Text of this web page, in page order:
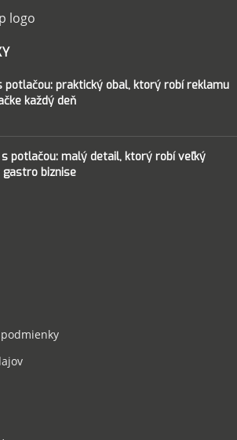
potlačou: praktický obal, ktorý robí reklamu
každý deň
potlačou: malý detail, ktorý robí veľký
biznise